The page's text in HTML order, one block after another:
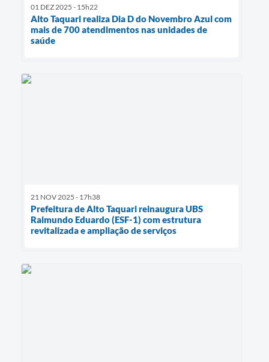
01 DEZ 2025 - 15h22
Alto Taquari realiza Dia D do Novembro Azul com
mais de 700 atendimentos nas unidades de
saúde
21 NOV 2025 - 17h38
Prefeitura de Alto Taquari reinaugura UBS
Raimundo Eduardo (ESF-1) com estrutura
revitalizada e ampliação de serviços